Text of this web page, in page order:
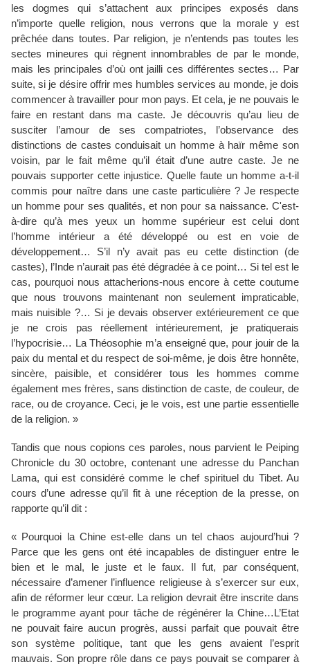
les dogmes qui s’attachent aux principes exposés dans
n’importe quelle religion, nous verrons que la morale y est
prêchée dans toutes. Par religion, je n’entends pas toutes les
sectes mineures qui règnent innombrables de par le monde,
mais les principales d’où ont jailli ces différentes sectes… Par
suite, si je désire offrir mes humbles services au monde, je dois
commencer à travailler pour mon pays. Et cela, je ne pouvais le
faire en restant dans ma caste. Je découvris qu’au lieu de
susciter l’amour de ses compatriotes, l’observance des
distinctions de castes conduisait un homme à haïr même son
voisin, par le fait même qu’il était d’une autre caste. Je ne
pouvais supporter cette injustice. Quelle faute un homme a-t-il
commis pour naître dans une caste particulière ? Je respecte
un homme pour ses qualités, et non pour sa naissance. C'est-
à-dire qu’à mes yeux un homme supérieur est celui dont
l’homme intérieur a été développé ou est en voie de
développement… S’il n’y avait pas eu cette distinction (de
castes), l’Inde n’aurait pas été dégradée à ce point… Si tel est le
cas, pourquoi nous attacherions-nous encore à cette coutume
que nous trouvons maintenant non seulement impraticable,
mais nuisible ?… Si je devais observer extérieurement ce que
je ne crois pas réellement intérieurement, je pratiquerais
l’hypocrisie… La Théosophie m’a enseigné que, pour jouir de la
paix du mental et du respect de soi-même, je dois être honnête,
sincère, paisible, et considérer tous les hommes comme
également mes frères, sans distinction de caste, de couleur, de
race, ou de croyance. Ceci, je le vois, est une partie essentielle
de la religion. »
Tandis que nous copions ces paroles, nous parvient le Peiping
Chronicle du 30 octobre, contenant une adresse du Panchan
Lama, qui est considéré comme le chef spirituel du Tibet. Au
cours d’une adresse qu’il fit à une réception de la presse, on
rapporte qu’il dit :
« Pourquoi la Chine est-elle dans un tel chaos aujourd’hui ?
Parce que les gens ont été incapables de distinguer entre le
bien et le mal, le juste et le faux. Il fut, par conséquent,
nécessaire d’amener l’influence religieuse à s’exercer sur eux,
afin de réformer leur cœur. La religion devrait être inscrite dans
le programme ayant pour tâche de régénérer la Chine…L’Etat
ne pouvait faire aucun progrès, aussi parfait que pouvait être
son système politique, tant que les gens avaient l’esprit
mauvais. Son propre rôle dans ce pays pouvait se comparer à